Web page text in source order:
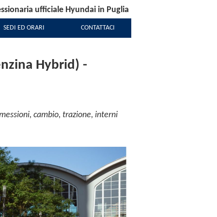
ufficiale Hyundai in Puglia
SEDI ED ORARI CONTATTACI
Hybrid) -
cambio, trazione, interni